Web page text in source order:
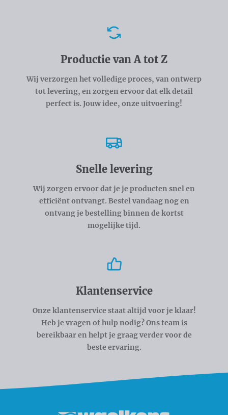
Productie van A tot Z
Wij verzorgen het volledige proces, van ontwerp
tot levering, en zorgen ervoor dat elk detail
perfect is. Jouw idee, onze uitvoering!
Snelle levering
Wij zorgen ervoor dat je je producten snel en
efficiënt ontvangt. Bestel vandaag nog en
ontvang je bestelling binnen de kortst
mogelijke tijd.
Klantenservice
Onze klantenservice staat altijd voor je klaar!
Heb je vragen of hulp nodig? Ons team is
bereikbaar en helpt je graag verder voor de
beste ervaring.